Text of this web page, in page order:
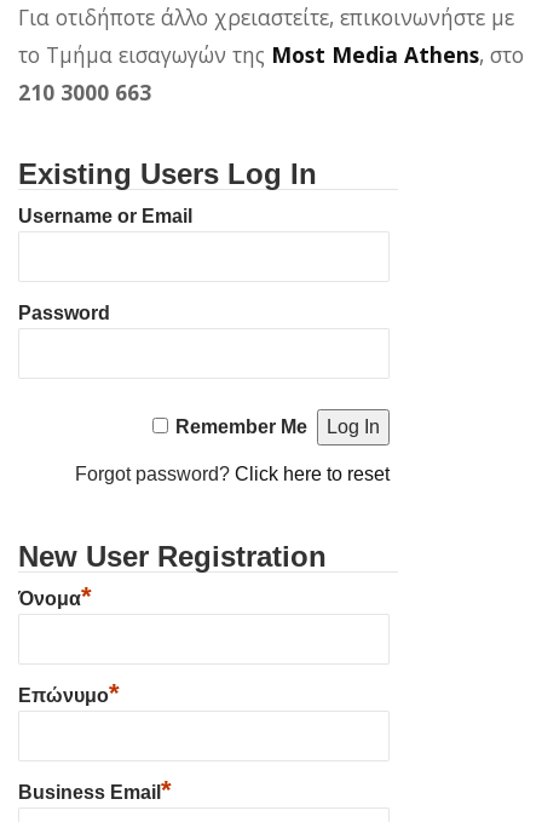
Για οτιδήποτε άλλο χρειαστείτε, επικοινωνήστε με
το Τμήμα εισαγωγών της Most Media Athens, στο
210 3000 663
Existing Users Log In
Username or Email
Password
Remember Me
Forgot password?Click here to reset
New User Registration
Όνομα*
Επώνυμο*
Business Email *